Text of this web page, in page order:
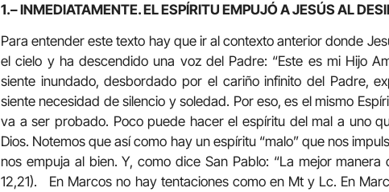
1.– INMEDIATAMENTE. EL ESPÍRITU EMPUJÓ A JESÚS AL
Para entender este texto hay que ir al contexto anterior donde
el cielo y ha descendido una voz del Padre: “Este es mi Hijo
siente inundado, desbordado por el cariño infinito del Padre,
siente necesidad de silencio y soledad. Por eso, es el mismo
va a ser probado. Poco puede hacer el espíritu del mal a uno
Dios. Notemos que así como hay un espíritu “malo” que nos
nos empuja al bien. Y, como dice San Pablo: “La mejor
12,21). En Marcos no hay tentaciones como en Mt y Lc. En